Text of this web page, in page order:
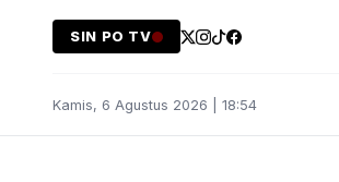
SIN PO TV
Kamis, 6 Agustus 2026 | 18:54